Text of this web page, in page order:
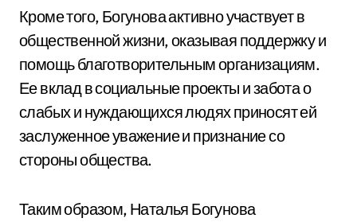
Кроме того, Богунова активно участвует в
общественной жизни, оказывая поддержку и
помощь благотворительным организациям.
Ее вклад в социальные проекты и забота о
слабых и нуждающихся людях приносят ей
заслуженное уважение и признание со
стороны общества.
Таким образом, Наталья Богунова